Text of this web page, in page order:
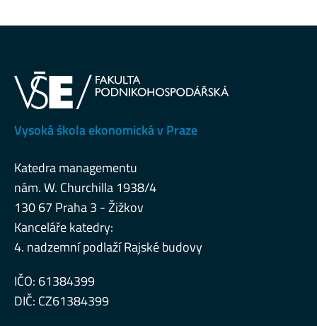
Vysoká škola ekonomická v Praze
Katedra managementu
nám. W. Churchilla 1938/4
130 67 Praha 3 - Žižkov
Kanceláře katedry:
4. nadzemní podlaží Rajské budovy
IČO: 61384399
DIČ: CZ61384399